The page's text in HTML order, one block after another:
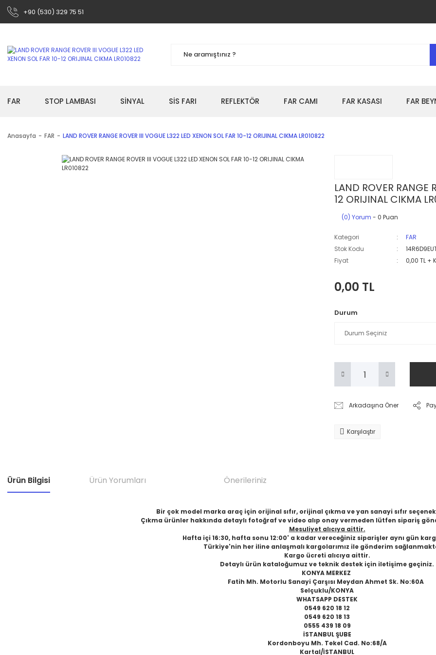
+90 (530) 329 75 51
FAR STOP LAMBASI SİNYAL SİS FARI REFLEKTÖR FAR CAMI FAR KASASI FAR
Anasayfa FAR LAND ROVER RANGE ROVER III VOGUE L322 LED XENON SOL FAR 10-12 ORIJINAL CIKMA LR010822
LAND ROVER RANGE
12 ORIJINAL CIKMA
(0) Yorum - 0 Puan
Kategori
FAR
Stok Kodu
Fiyat
0,00 TL +
0,00 TL
Durum
Arkadaşına Öner
Karşılaştır
Ürün Bilgisi Ürün Yorumları Önerileriniz
Bir çok model marka araç için orijinal sıfır, orijinal çıkma ve yan sanayi sıfır
Çıkma ürünler hakkında detaylı fotoğraf ve video alıp onay vermeden lütfen sipariş
Mesuliyet alıcıya aittir.
Hafta içi 16:30, hafta sonu 12:00' a kadar vereceğiniz siparişler aynı gün
Türkiye'nin her iline anlaşmalı kargolarımız ile gönderim
Kargo ücreti alıcıya aittir.
Detaylı ürün kataloğumuz ve teknik destek için iletişime geçiniz.
KONYA MERKEZ
Fatih Mh. Motorlu Sanayi Çarşısı Meydan Ahmet Sk. No:60A
Selçuklu/KONYA
WHATSAPP DESTEK
0549 620 18 12
0549 620 18 13
0555 439 18 09
İSTANBUL ŞUBE
Kordonboyu Mh. Tekel Cad. No:68/A
Kartal/İSTANBUL